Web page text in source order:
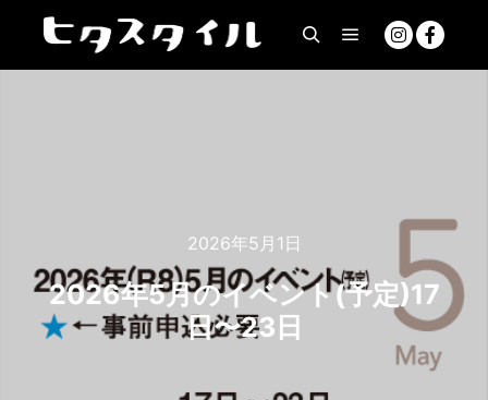
2026年5月1日
2026年5月のイベント(予定)17
日〜23日